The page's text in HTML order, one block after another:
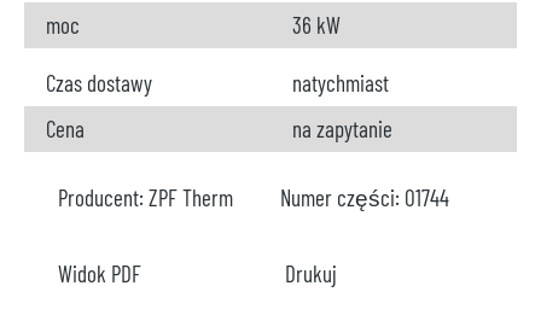
moc
36 kW
Czas dostawy
natychmiast
Cena
na zapytanie
Producent: ZPF Therm Numer części: O1744
Widok PDF Drukuj